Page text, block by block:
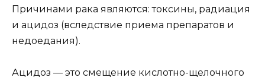
Причинами рака являются: токсины, радиация
и ацидоз (вследствие приема препаратов и
недоедания).
Ацидоз — это смещение кислотно-щелочного